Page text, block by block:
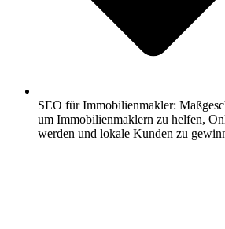
SEO für Immobilienmakler:
um Immobilienmaklern zu helfen,
werden und lokale Kunden zu